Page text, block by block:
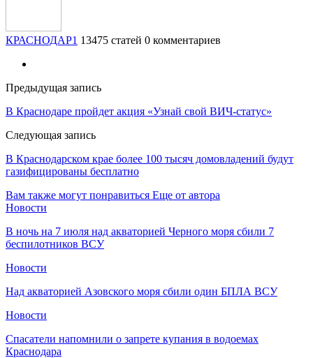
КРАСНОДАР1 13475 статей 0 комментариев
Предыдущая запись
В Краснодаре пройдет акция «Узнай свой ВИЧ-статус»
Следующая запись
В Краснодарском крае более 100 тысяч домовладений будут
газифицированы бесплатно
Вам также могут понравиться Еще от автора
Новости
В ночь на 7 июля над акваторией Черного моря сбили 7
беспилотников ВСУ
Новости
Над акваторией Азовского моря сбили один БПЛА ВСУ
Новости
Спасатели напомнили о запрете купания в водоемах
Краснодара